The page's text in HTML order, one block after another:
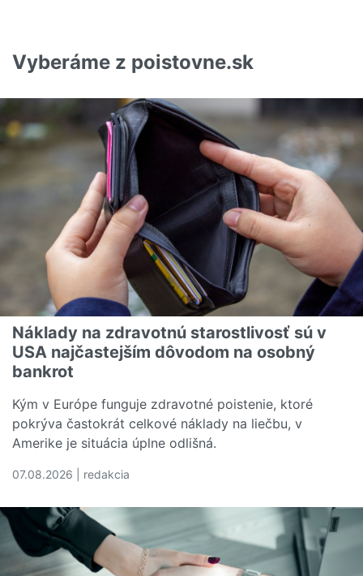
Vyberáme z poistovne.sk
Náklady na zdravotnú starostlivosť sú v
USA najčastejším dôvodom na osobný
bankrot
Kým v Európe funguje zdravotné poistenie, ktoré
pokrýva častokrát celkové náklady na liečbu, v
Amerike je situácia úplne odlišná.
07.08.2026 | redakcia